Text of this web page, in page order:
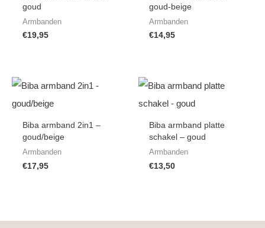
goud
Armbanden
€19,95
goud-beige
Armbanden
€14,95
Biba armband 2in1 –
goud/beige
Armbanden
€17,95
Biba armband platte
schakel – goud
Armbanden
€13,50